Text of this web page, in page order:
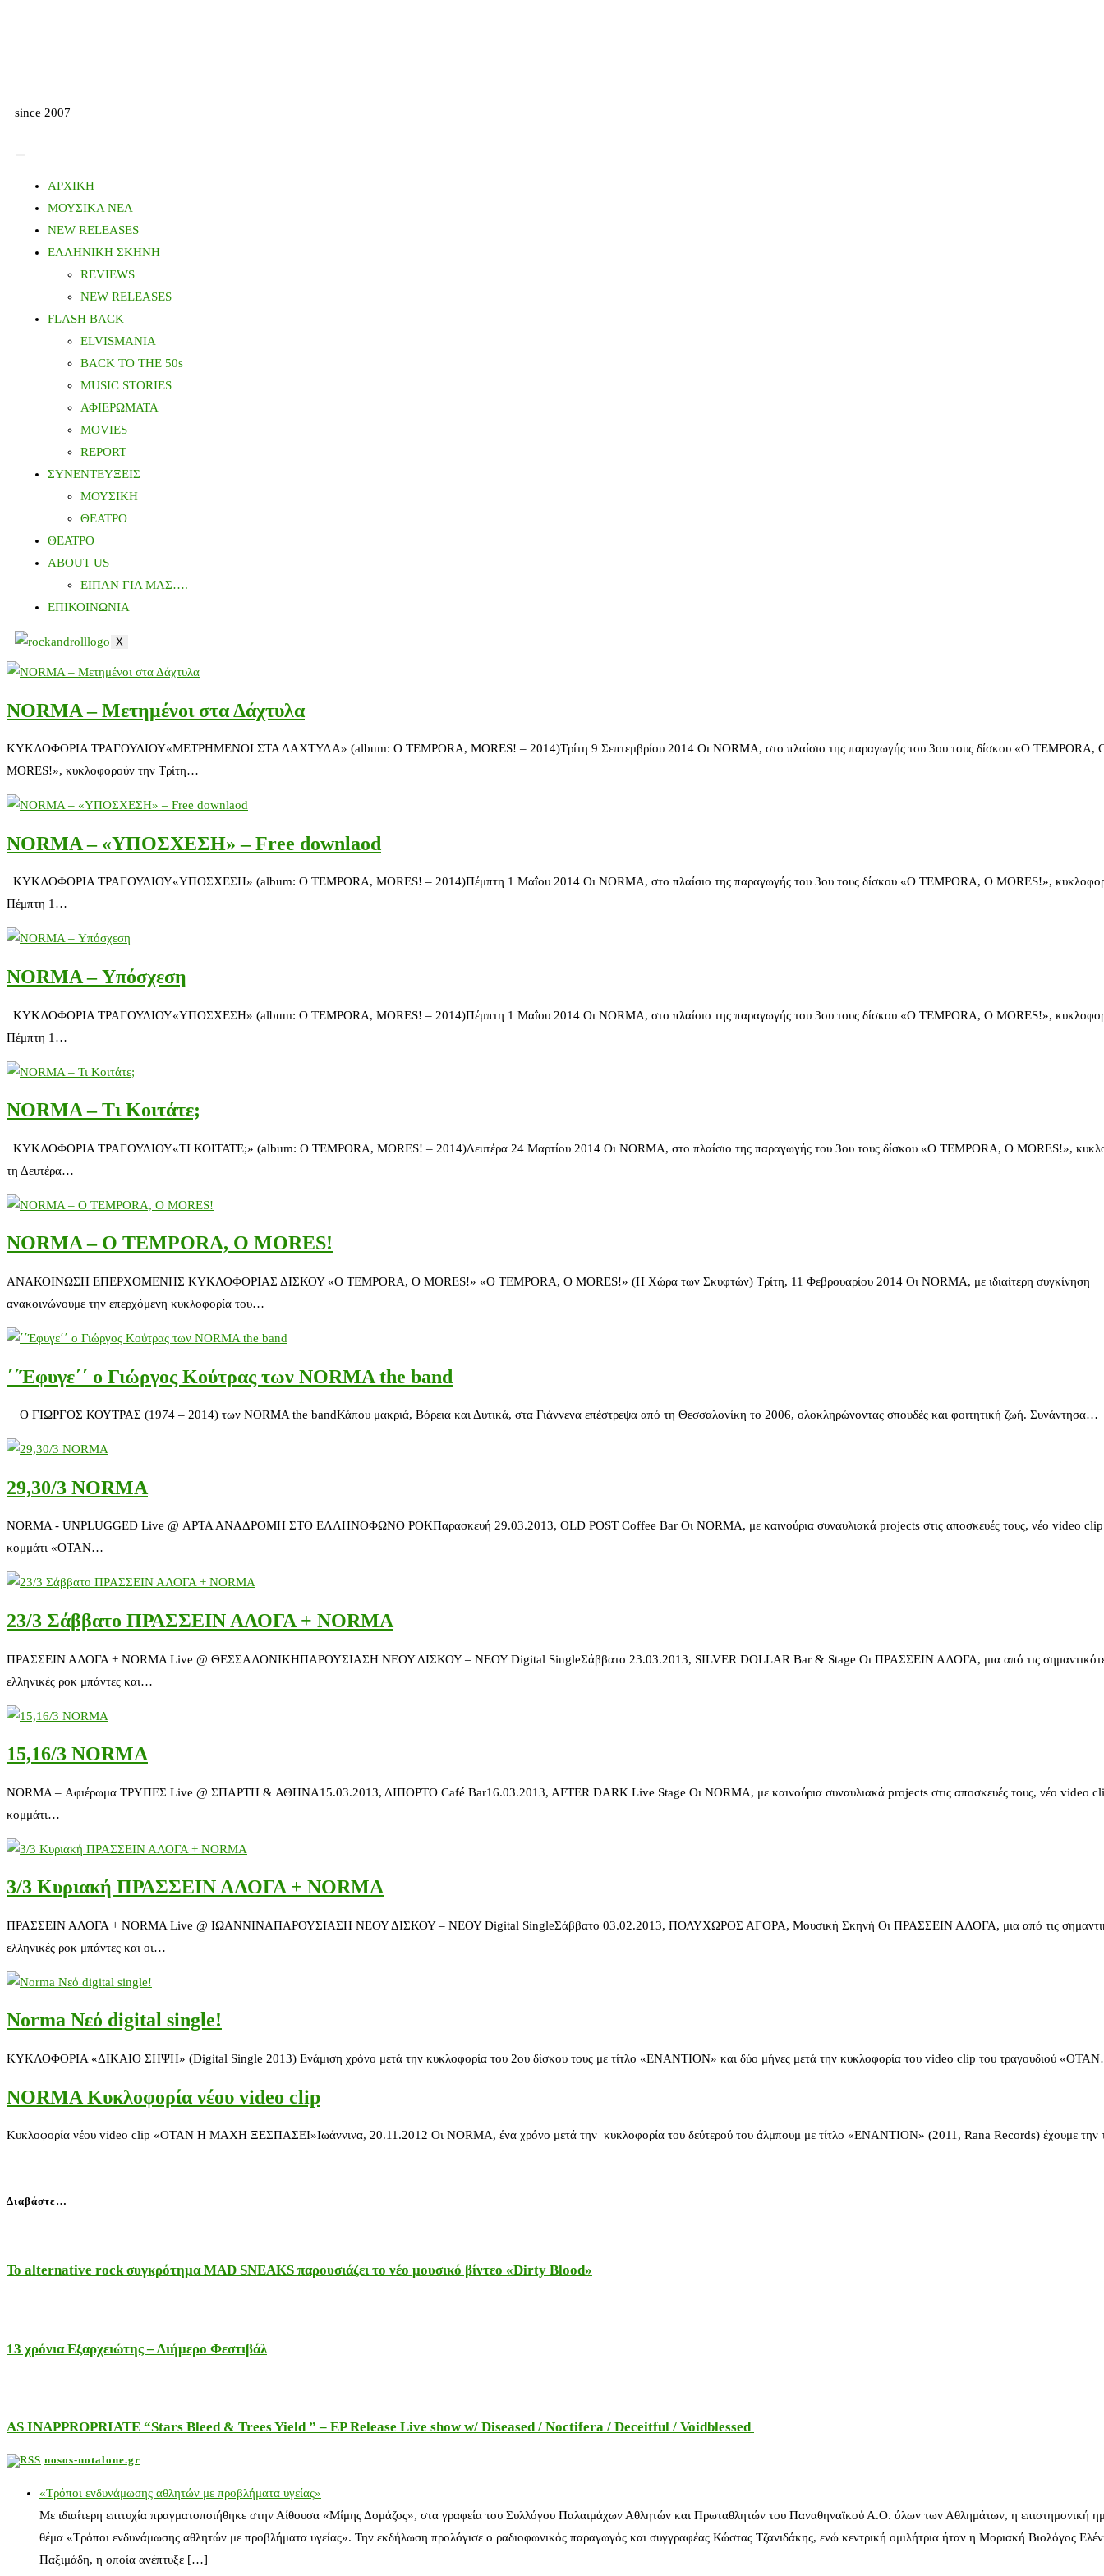
since 2007
ΑΡΧΙΚΗ
ΜΟΥΣΙΚΑ ΝΕΑ
NEW RELEASES
ΕΛΛΗΝΙΚΗ ΣΚΗΝΗ
REVIEWS
NEW RELEASES
FLASH BACK
ELVISMANIA
BACK TO THE 50s
MUSIC STORIES
ΑΦΙΕΡΩΜΑΤΑ
MOVIES
REPORT
ΣΥΝΕΝΤΕΥΞΕΙΣ
ΜΟΥΣΙΚΗ
ΘΕΑΤΡΟ
ΘΕΑΤΡΟ
ABOUT US
ΕΙΠΑΝ ΓΙΑ ΜΑΣ….
ΕΠΙΚΟΙΝΩΝΙΑ
X
NORMA – Μετημένοι στα Δάχτυλα
ΚΥΚΛΟΦΟΡΙΑ ΤΡΑΓΟΥΔΙΟΥ«ΜΕΤΡΗΜΕΝΟΙ ΣΤΑ ΔΑΧΤΥΛΑ» (album: O TEMPORA, MORES! – 2014)Τρίτη 9 Σεπτεμβρίου 2014 Οι NORMA, στο πλαίσιο της παραγωγής του 3ου τους δίσκου «O TEMPORA,
MORES!», κυκλοφορούν την Τρίτη…
NORMA – «ΥΠΟΣΧΕΣΗ» – Free downlaod
ΚΥΚΛΟΦΟΡΙΑ ΤΡΑΓΟΥΔΙΟΥ«ΥΠΟΣΧΕΣΗ» (album: O TEMPORA, MORES! – 2014)Πέμπτη 1 Μαΐου 2014 Οι NORMA, στο πλαίσιο της παραγωγής του 3ου τους δίσκου «O TEMPORA, O MORES!»,
Πέμπτη 1…
NORMA – Υπόσχεση
ΚΥΚΛΟΦΟΡΙΑ ΤΡΑΓΟΥΔΙΟΥ«ΥΠΟΣΧΕΣΗ» (album: O TEMPORA, MORES! – 2014)Πέμπτη 1 Μαΐου 2014 Οι NORMA, στο πλαίσιο της παραγωγής του 3ου τους δίσκου «O TEMPORA, O MORES!»,
Πέμπτη 1…
NORMA – Τι Κοιτάτε;
ΚΥΚΛΟΦΟΡΙΑ ΤΡΑΓΟΥΔΙΟΥ«ΤΙ ΚΟΙΤΑΤΕ;» (album: O TEMPORA, MORES! – 2014)Δευτέρα 24 Μαρτίου 2014 Οι NORMA, στο πλαίσιο της παραγωγής του 3ου τους δίσκου «O TEMPORA, O MORES!»,
τη Δευτέρα…
NORMA – O TEMPORA, O MORES!
ΑΝΑΚΟΙΝΩΣΗ ΕΠΕΡΧΟΜΕΝΗΣ ΚΥΚΛΟΦΟΡΙΑΣ ΔΙΣΚΟΥ «Ο TEMPORA, O MORES!» «O TEMPORA, O MORES!» (Η Χώρα των Σκυφτών) Τρίτη, 11 Φεβρουαρίου 2014 Οι NORMA, με ιδιαίτερη συγκίνηση
ανακοινώνουμε την επερχόμενη κυκλοφορία του…
΄΄Έφυγε΄΄ ο Γιώργος Κούτρας των NORMA the band
Ο ΓΙΩΡΓΟΣ ΚΟΥΤΡΑΣ (1974 – 2014) των NORMA the bandΚάπου μακριά, Βόρεια και Δυτικά, στα Γιάννενα επέστρεψα από τη Θεσσαλονίκη το 2006, ολοκληρώνοντας σπουδές και φοιτητική ζωή. Συνάντησα…
29,30/3 NORMA
NORMA - UNPLUGGED Live @ ΑΡΤΑ ΑΝΑΔΡΟΜΗ ΣΤΟ ΕΛΛΗΝΟΦΩΝΟ ΡΟΚΠαρασκευή 29.03.2013, OLD POST Coffee Bar Οι NORMA, με καινούρια συναυλιακά projects στις αποσκευές τους, νέο video clip
κομμάτι «ΟΤΑΝ…
23/3 Σάββατο ΠΡΑΣΣΕΙΝ ΑΛΟΓΑ + NORMA
ΠΡΑΣΣΕΙΝ ΑΛΟΓΑ + NORMA Live @ ΘΕΣΣΑΛΟΝΙΚΗΠΑΡΟΥΣΙΑΣΗ ΝΕΟΥ ΔΙΣΚΟΥ – ΝΕΟΥ Digital SingleΣάββατο 23.03.2013, SILVER DOLLAR Bar & Stage Οι ΠΡΑΣΣΕΙΝ ΑΛΟΓΑ, μια από τις
ελληνικές ροκ μπάντες και…
15,16/3 NORMA
NORMA – Αφιέρωμα ΤΡΥΠΕΣ Live @ ΣΠΑΡΤΗ & ΑΘΗΝΑ15.03.2013, ΔΙΠΟΡΤΟ Café Bar16.03.2013, AFTER DARK Live Stage Οι NORMA, με καινούρια συναυλιακά projects στις αποσκευές τους, νέο video
κομμάτι…
3/3 Κυριακή ΠΡΑΣΣΕΙΝ ΑΛΟΓΑ + NORMA
ΠΡΑΣΣΕΙΝ ΑΛΟΓΑ + NORMA Live @ ΙΩΑΝΝΙΝΑΠΑΡΟΥΣΙΑΣΗ ΝΕΟΥ ΔΙΣΚΟΥ – ΝΕΟΥ Digital SingleΣάββατο 03.02.2013, ΠΟΛΥΧΩΡΟΣ ΑΓΟΡΑ, Μουσική Σκηνή Οι ΠΡΑΣΣΕΙΝ ΑΛΟΓΑ, μια από τις
ελληνικές ροκ μπάντες και οι…
Norma Νεό digital single!
ΚΥΚΛΟΦΟΡΙΑ «ΔΙΚΑΙΟ ΣΗΨΗ» (Digital Single 2013) Ενάμιση χρόνο μετά την κυκλοφορία του 2ου δίσκου τους με τίτλο «ΕΝΑΝΤΙΟΝ» και δύο μήνες μετά την κυκλοφορία του video clip του τραγουδιού
NORMA Κυκλοφορία νέου video clip
Κυκλοφορία νέου video clip «ΟΤΑΝ Η ΜΑΧΗ ΞΕΣΠΑΣΕΙ»Ιωάννινα, 20.11.2012 Οι NORMA, ένα χρόνο μετά την κυκλοφορία του δεύτερού του άλμπουμ με τίτλο «ΕΝΑΝΤΙΟΝ» (2011, Rana Records) έχουμε την
Διαβάστε…
Το alternative rock συγκρότημα MAD SNEAKS παρουσιάζει το νέο μουσικό βίντεο «Dirty Blood»
13 χρόνια Εξαρχειώτης – Διήμερο Φεστιβάλ
AS INAPPROPRIATE “Stars Bleed & Trees Yield ” – EP Release Live show w/ Diseased / Noctifera / Deceitful / Voidblessed
nosos-notalone.gr
«Τρόποι ενδυνάμωσης αθλητών με προβλήματα υγείας»
Με ιδιαίτερη επιτυχία πραγματοποιήθηκε στην Αίθουσα «Μίμης Δομάζος», στα γραφεία του Συλλόγου Παλαιμάχων Αθλητών και Πρωταθλητών του Παναθηναϊκού Α.Ο. όλων των Αθλημάτων, η επιστημονική
θέμα «Τρόποι ενδυνάμωσης αθλητών με προβλήματα υγείας». Την εκδήλωση προλόγισε ο ραδιοφωνικός παραγωγός και συγγραφέας Κώστας Τζανιδάκης, ενώ κεντρική ομιλήτρια ήταν η Μοριακή Βιολόγος
Παξιμάδη, η οποία ανέπτυξε […]